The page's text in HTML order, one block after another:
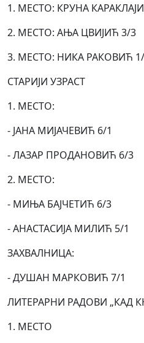
1. МЕСТО: КРУНА
2. МЕСТО: АЊА ЦВИЈИЋ 3/3
3. МЕСТО: НИКА РАКОВИЋ
СТАРИЈИ УЗРАСТ
1. МЕСТО:
- ЈАНА МИЈАЧЕВИЋ 6/1
- ЛАЗАР ПРОДАНОВИЋ 6/3
2. МЕСТО:
- МИЊА БАЈЧЕТИЋ 6/3
- АНАСТАСИЈА МИЛИЋ 5/1
ЗАХВАЛНИЦА:
- ДУШАН МАРКОВИЋ 7/1
ЛИТЕРАРНИ РАДОВИ „КАД
1. МЕСТО